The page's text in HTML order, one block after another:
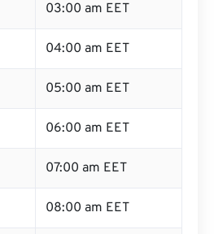
03:00 am EET
04:00 am EET
05:00 am EET
06:00 am EET
07:00 am EET
08:00 am EET